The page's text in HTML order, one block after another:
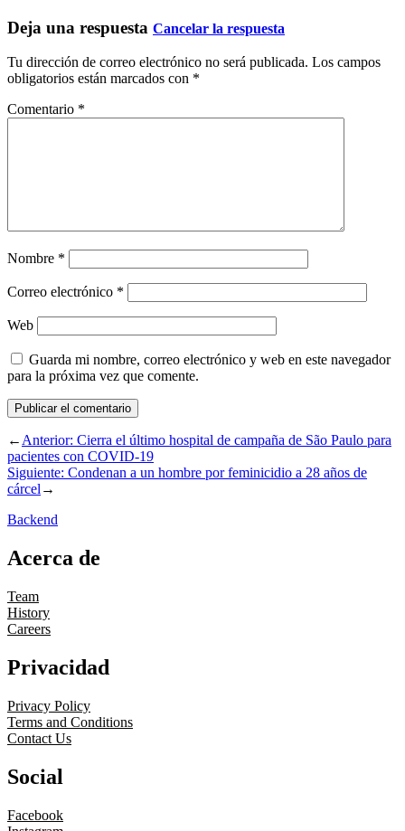
Deja una respuesta Cancelar la respuesta
Tu dirección de correo electrónico no será publicada. Los campos
obligatorios están marcados con *
Comentario *
Nombre *
Correo electrónico *
Web
Guarda mi nombre, correo electrónico y web en este navegador
para la próxima vez que comente.
←Anterior: Cierra el último hospital de campaña de São Paulo​ para
pacientes con COVID-19
Siguiente: Condenan a un hombre por feminicidio a 28 años de
cárcel→
Backend
Acerca de
Team
History
Careers
Privacidad
Privacy Policy
Terms and Conditions
Contact Us
Social
Facebook